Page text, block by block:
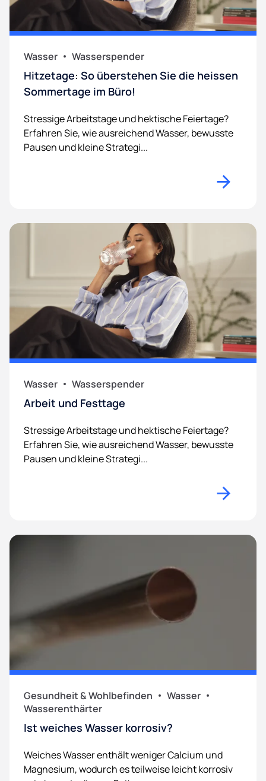
Wasser Wasserspender
Hitzetage: So überstehen Sie die heissen
Sommertage im Büro!
Stressige Arbeitstage und hektische Feiertage?
Erfahren Sie, wie ausreichend Wasser, bewusste
Pausen und kleine Strategi...
Wasser Wasserspender
Arbeit und Festtage
Stressige Arbeitstage und hektische Feiertage?
Erfahren Sie, wie ausreichend Wasser, bewusste
Pausen und kleine Strategi...
Gesundheit & Wohlbefinden
Wasser
Wasserenthärter
Ist weiches Wasser korrosiv?
Weiches Wasser enthält weniger Calcium und
Magnesium, wodurch es teilweise leicht korrosiv